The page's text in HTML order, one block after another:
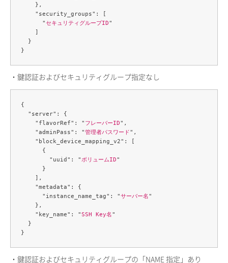
    },
    "security_groups": [
      "
セキュリティグループID"
    ]
  }
・鍵認証およびセキュリティグループ指定なし
{
  "server": {
    "flavorRef": "
フレーバーID",
    "adminPass": "
管理者パスワード",
    "block_device_mapping_v2": [
      {
        "uuid": "
ボリュームID"
      }
    ],
    "metadata": {
      "instance_name_tag": "
サーバー名"
    },
    "key_name": "
SSH Key名"
  }
・鍵認証およびセキュリティグループの「NAME 指定」あり